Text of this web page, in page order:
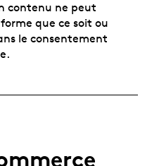
contenu ne peut
que ce soit ou
le consentement